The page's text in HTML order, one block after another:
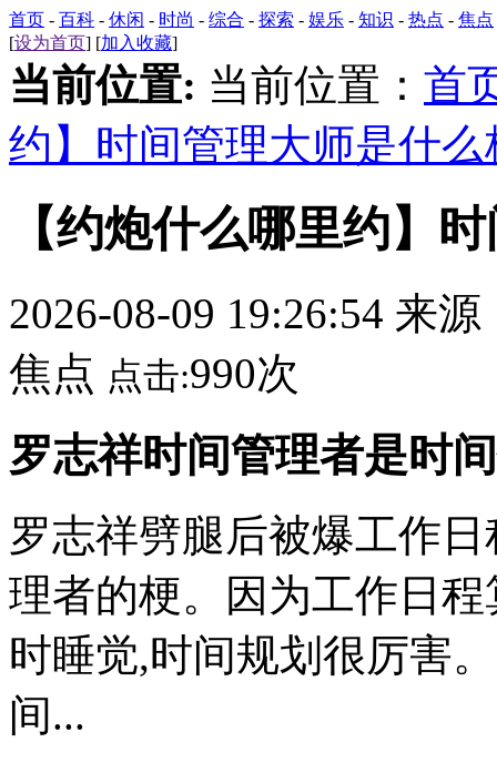
首页 - 百科 - 休闲 - 时尚 - 综合 - 探索 - 娱乐 - 知识 - 热点 - 焦点
[设为首页] [加入收藏]
当前位置: 当前位置： 首
约】时间管理大师是什么
【约炮什么哪里约】
2026-08-09 19:26:54 来源
焦点 点击:990次
罗志祥时间管理者是时
罗志祥劈腿后被爆工作
理者的梗。因为工作日
时睡觉,时间规划很厉害
间...